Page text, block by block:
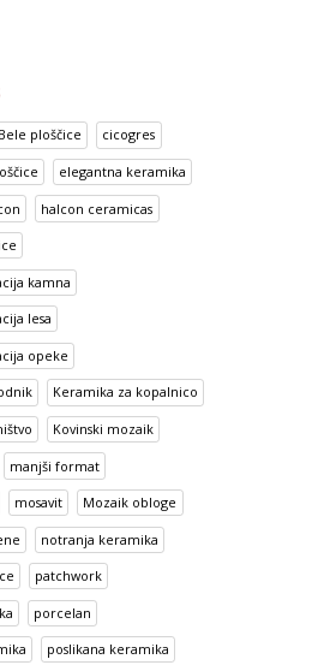
Bele ploščice cicogres
elegantna keramika
halcon ceramicas
kamna
lesa
opeke
Keramika za kopalnico
Kovinski mozaik
manjši format
mosavit Mozaik obloge
notranja keramika
patchwork
porcelan
poslikana keramika